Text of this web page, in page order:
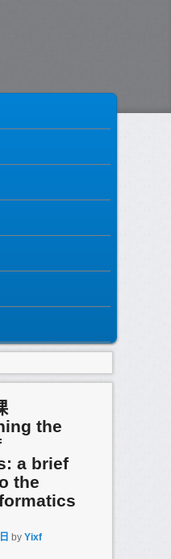
the
a brief
the
by Yixf